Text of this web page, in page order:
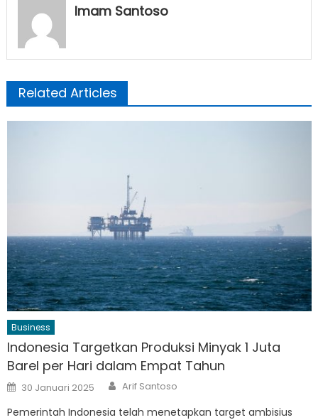
Imam Santoso
Related Articles
Business
Indonesia Targetkan Produksi Minyak 1 Juta
Barel per Hari dalam Empat Tahun
Posted
on
30 Januari 2025 Author
Arif Santoso
Pemerintah Indonesia telah menetapkan target ambisius